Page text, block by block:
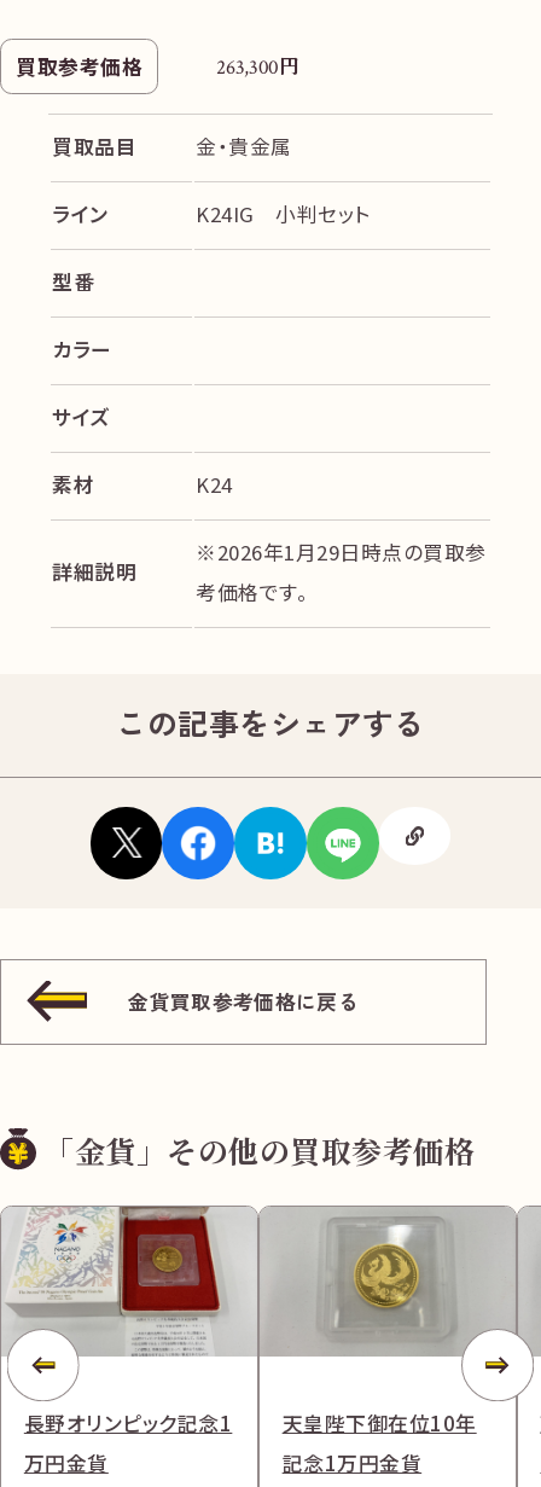
買取参考価格 263,300円
買取品目 金・貴金属
ライン K24IG 小判セット
型番
カラー
サイズ
素材 K24
詳細説明
※2026年1月29日時点の買取参
考価格です。
この記事をシェアする
金貨買取参考価格に戻る
「金貨」その他の買取参考価格
長野オリンピック記念1
万円金貨
天皇陛下御在位10年
記念1万円金貨